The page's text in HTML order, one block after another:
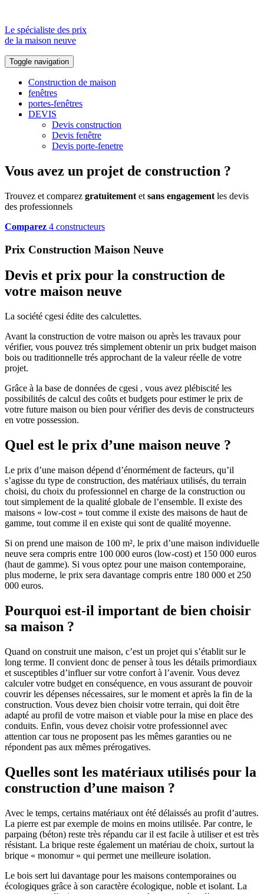
Le spécialiste des prix
de la maison neuve
Toggle navigation
Construction de maison
fenêtres
portes-fenêtres
DEVIS
Devis construction
Devis fenêtre
Devis porte-fenetre
Vous avez un projet de construction ?
Trouvez et comparez gratuitement et sans engagement les devis
des professionnels
Comparez 4 constructeurs
Prix Construction Maison Neuve
Devis et prix pour la construction de
votre maison neuve
La société cgesi édite des calculettes.
Avant la construction de votre maison ou après les travaux pour
vérifier, vous pouvez trés simplement obtenir un prix budget maison
bois ou traditionnelle trés approchant de la valeur réelle de votre
projet.
Grâce à la base de données de cgesi , vous avez plébiscité les
possibilités de calcul des coûts et budgets pour estimer le prix de
votre future maison ou bien pour vérifier des devis de constructeurs
en votre possession.
Quel est le prix d’une maison neuve ?
Le prix d’une maison dépend d’énormément de facteurs, qu’il
s’agisse du type de construction, des matériaux utilisés, du terrain
choisi, du choix du professionnel en charge de la construction ou
tout simplement de la qualité globale de l’ensemble. Il existe des
maisons « low-cost » tout comme il existe des maisons de haut de
gamme, tout comme il en existe qui sont de qualité moyenne.
Si on prend une maison de 100 m², le prix d’une maison individuelle
neuve sera compris entre 100 000 euros (low-cost) et 150 000 euros
(haut de gamme). Si vous optez pour une maison contemporaine,
plus moderne, le prix sera davantage compris entre 180 000 et 250
000 euros.
Pourquoi est-il important de bien choisir
sa maison ?
Quand on construit une maison, c’est un projet qui s’établit sur le
long terme. Il convient donc de penser à tous les détails primordiaux
et susceptibles d’influer sur votre confort à l’avenir. Vous devez
calculer votre budget en conséquence, en vous assurant de pouvoir
couvrir les dépenses nécessaires, sur le moment et après la fin de la
construction. Vous devez bien choisir votre terrain, qui doit être
adapté au profil de votre maison et viable pour la mise en place des
conduits. Enfin, vous devez choisir votre professionnel avec
attention car tous ne proposent pas les mêmes garanties ou ne
répondent pas aux mêmes prérogatives.
Quelles sont les matériaux utilisés pour la
construction d’une maison ?
Avec le temps, certains matériaux ont été délaissés au profit d’autres.
La pierre est par exemple de moins en moins utilisée. Par contre, le
parpaing (béton) reste très répandu car il est facile à utiliser et est très
résistant. La brique reste également un matériau de choix, surtout la
brique « monomur » qui permet une meilleure isolation.
Le bois sert lui davantage pour les maisons contemporaines ou
écologiques grâce à son caractère écologique, noble et isolant. La